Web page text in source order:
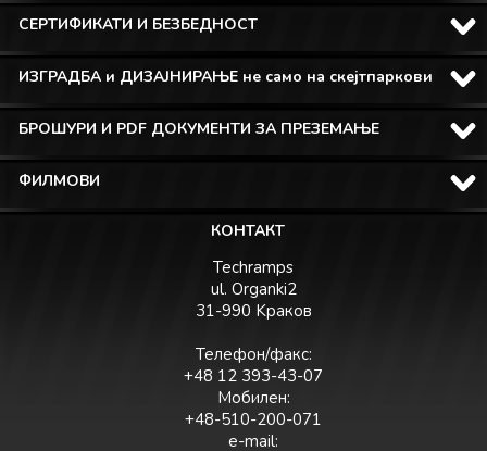
СЕРТИФИКАТИ И БЕЗБЕДНОСТ
ИЗГРАДБА и ДИЗАЈНИРАЊЕ не само на скејтпаркови
БРОШУРИ И PDF ДОКУМЕНТИ ЗА ПРЕЗЕМАЊЕ
ФИЛМОВИ
КОНТАКТ
Techramps
ul. Organki2
31-990 Kраков
Телефон/факс:
+48 12 393-43-07
Мобилен:
+48-510-200-071
e-mail: